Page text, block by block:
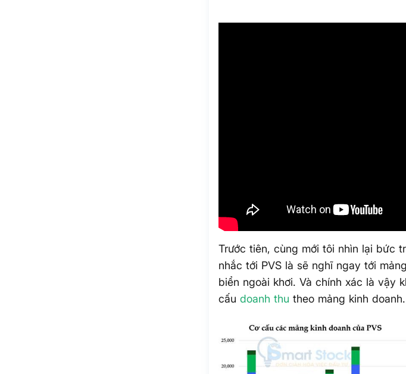
Trước tiên, cùng mới tôi nhìn lại bức
nhắc tới PVS là sẽ nghĩ ngay tới
biển ngoài khơi. Và chính xác là vậy
cấudoanh thu theo mảng kinh doanh.